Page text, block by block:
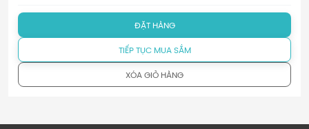
ĐẶT HÀNG
TIẾP TỤC MUA SẮM
XÓA GIỎ HÀNG